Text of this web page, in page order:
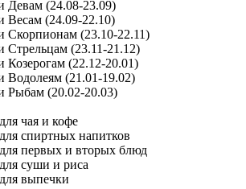
Девам (24.08-23.09)
Весам (24.09-22.10)
Скорпионам (23.10-22.11)
Стрельцам (23.11-21.12)
Козерогам (22.12-20.01)
Водолеям (21.01-19.02)
Рыбам (20.02-20.03)
чая и кофе
спиртных напитков
первых и вторых блюд
суши и риса
выпечки